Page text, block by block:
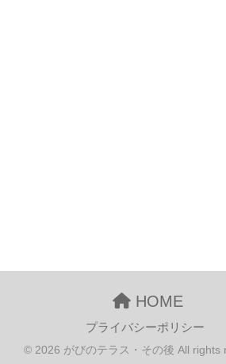
HOME
プライバシーポリシー
© 2026 がびのテラス・その後 All rights